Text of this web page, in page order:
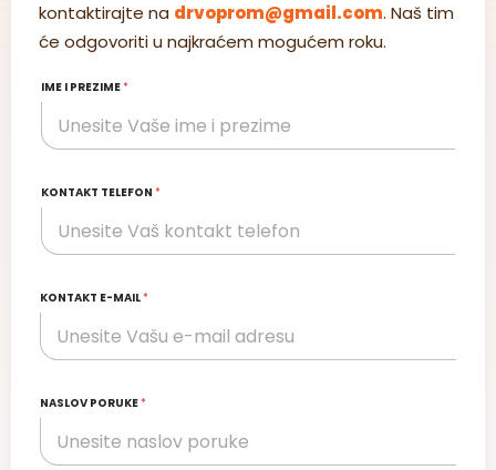
kontaktirajte na drvoprom@gmail.com. Naš tim
će odgovoriti u najkraćem mogućem roku.
IME I PREZIME*
KONTAKT TELEFON *
KONTAKT E-MAIL*
NASLOV PORUKE*